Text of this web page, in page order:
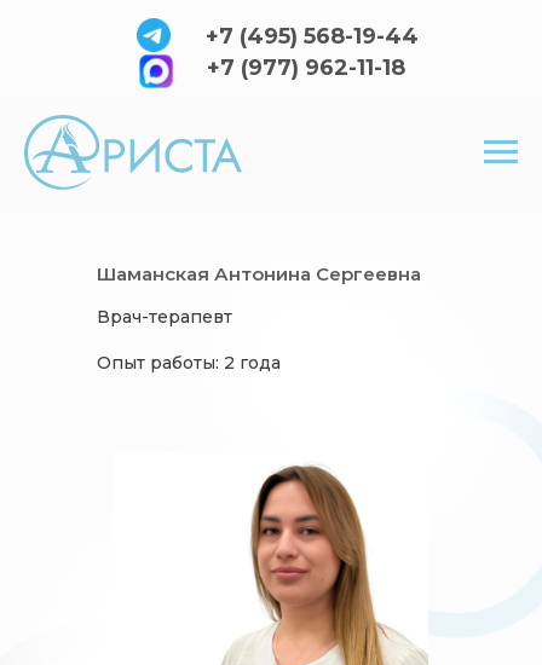
+7 (977) 962-11-18
+7 (495) 568-19-44
Шаманская Антонина Сергеевна
Врач-терапевт
Опыт работы: 2 года